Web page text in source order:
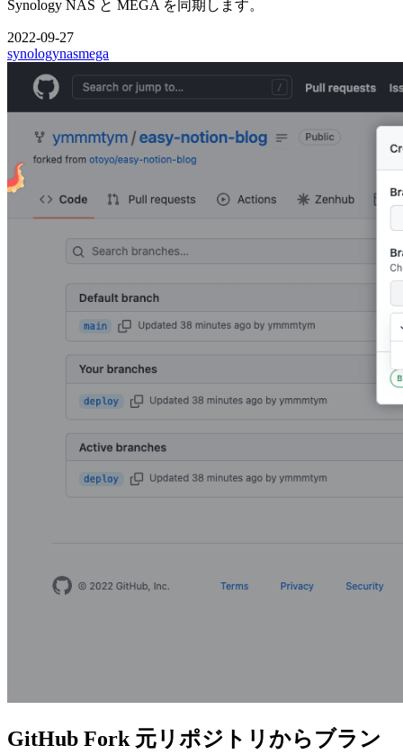
Synology NAS と MEGA を同期します。
2022-09-27
synologynasmega
GitHub Fork 元リポジトリからブラン